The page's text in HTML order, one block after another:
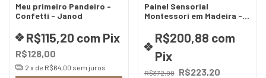
Meu primeiro Pandeiro -
Confetti - Janod
R$128,00
R$115,20 com Pix
2 x de R$64,00 sem juros
Painel Sensorial
Montessori em Madeira -
R$372,00 R$223,20
R$200,88 com
Pix